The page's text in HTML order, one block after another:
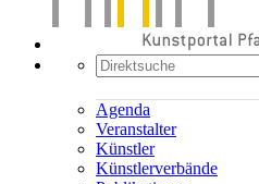
Agenda
Veranstalter
Künstler
Künstlerverbände